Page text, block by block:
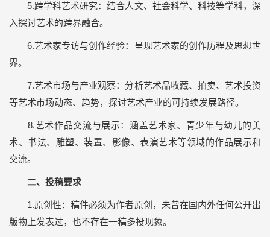
5.跨学科艺术研究：结合人文、社会科学、科技等学科，深
入探讨艺术的跨界融合。
6.艺术家专访与创作经验：呈现艺术家的创作历程及思想世
界。
7.艺术市场与产业观察：分析艺术品收藏、拍卖、艺术投资
等艺术市场动态、趋势，探讨艺术产业的可持续发展路径。
8.艺术作品交流与展示：涵盖艺术家、青少年与幼儿的美
术、书法、雕塑、装置、影像、表演艺术等领域的作品展示和
交流。
二、投稿要求
1.原创性：稿件必须为作者原创，未曾在国内外任何公开出
版物上发表过，也不存在一稿多投现象。